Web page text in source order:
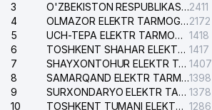
3
O'ZBEKISTON RESPUBLIKASI BOSH PROKURATURASI ISHONCH TELEFONI2411
4
OLMAZOR ELEKTR TARMOG'I NOSOZLIKLARI XIZMATI2172
5
UCH-TEPA ELEKTR TARMOG'I NOSOZLIKLARI XIZMATI 1418
6
TOSHKENT SHAHAR ELEKTR TARMOQLARI KORXONASI AJ 1417
7
SHAYXONTOHUR ELEKTR TARMOG'I NOSOZLIKLARINI TUZATISH XIZMATI 1407
8
SAMARQAND ELEKTR TARMOQLARI AJ1398
9
SURXONDARYO ELEKTR TARMOQLARI AJ 1378
10
TOSHKENT TUMANI ELEKTR TARMOG'I AVARIYA XIZMATI 1286